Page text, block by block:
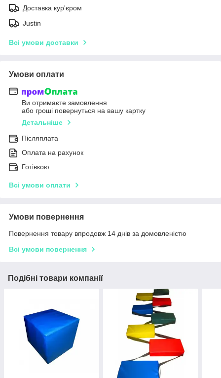
Доставка кур'єром
Justin
Всі умови доставки
Умови оплати
Ви отримаєте замовлення
або гроші повернуться на вашу картку
Детальніше
Післяплата
Оплата на рахунок
Готівкою
Всі умови оплати
Умови повернення
Повернення товару впродовж 14 днів за домовленістю
Всі умови повернення
Подібні товари компанії